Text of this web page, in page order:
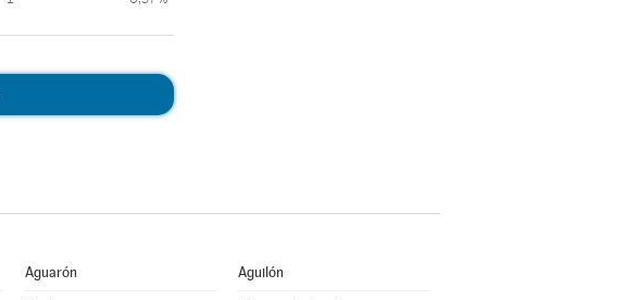
Aguarón Aguilón